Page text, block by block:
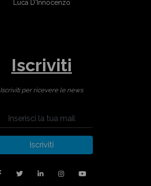
Luca D'Innocenzo
Iscriviti
Iscriviti per ricevere le news
Iscriviti